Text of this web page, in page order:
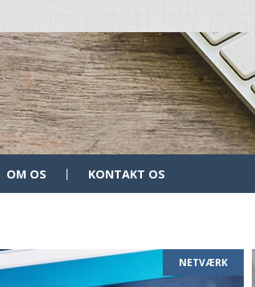
OM OS KONTAKT OS
NETVÆRK